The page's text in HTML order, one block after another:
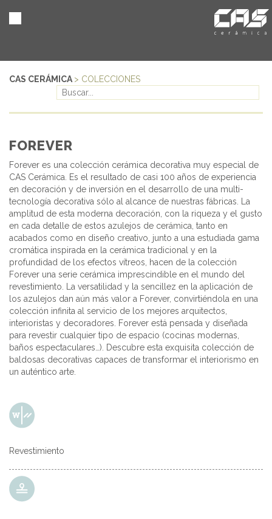
CAS CERÁMICA > COLECCIONES
FOREVER
Forever es una colección cerámica decorativa muy especial de
CAS Cerámica. Es el resultado de casi 100 años de experiencia
en decoración y de inversión en el desarrollo de una multi-
tecnología decorativa sólo al alcance de nuestras fábricas. La
amplitud de esta moderna decoración, con la riqueza y el gusto
en cada detalle de estos azulejos de cerámica, tanto en
acabados como en diseño creativo, junto a una estudiada gama
cromática inspirada en la cerámica tradicional y en la
profundidad de los efectos vítreos, hacen de la colección
Forever una serie cerámica imprescindible en el mundo del
revestimiento. La versatilidad y la sencillez en la aplicación de
los azulejos dan aún más valor a Forever, convirtiéndola en una
colección infinita al servicio de los mejores arquitectos,
interioristas y decoradores. Forever está pensada y diseñada
para revestir cualquier tipo de espacio (cocinas modernas,
baños espectaculares…). Descubre esta exquisita colección de
baldosas decorativas capaces de transformar el interiorismo en
un auténtico arte.
Revestimiento